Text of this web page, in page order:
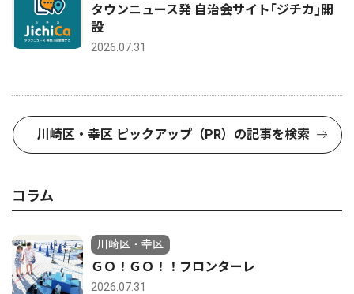
タウンニュース発 自治会サイト｢ジチカ｣開
設
2026.07.31
川崎区・幸区 ピックアップ（PR）の記事を検索
コラム
川崎区・幸区
ＧＯ！ＧＯ！！フロンターレ
2026.07.31